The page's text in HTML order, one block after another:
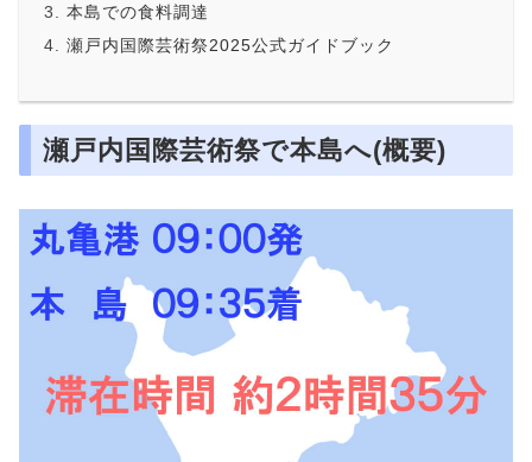
本島での食料調達
瀬戸内国際芸術祭2025公式ガイドブック
瀬戸内国際芸術祭で本島へ(概要)